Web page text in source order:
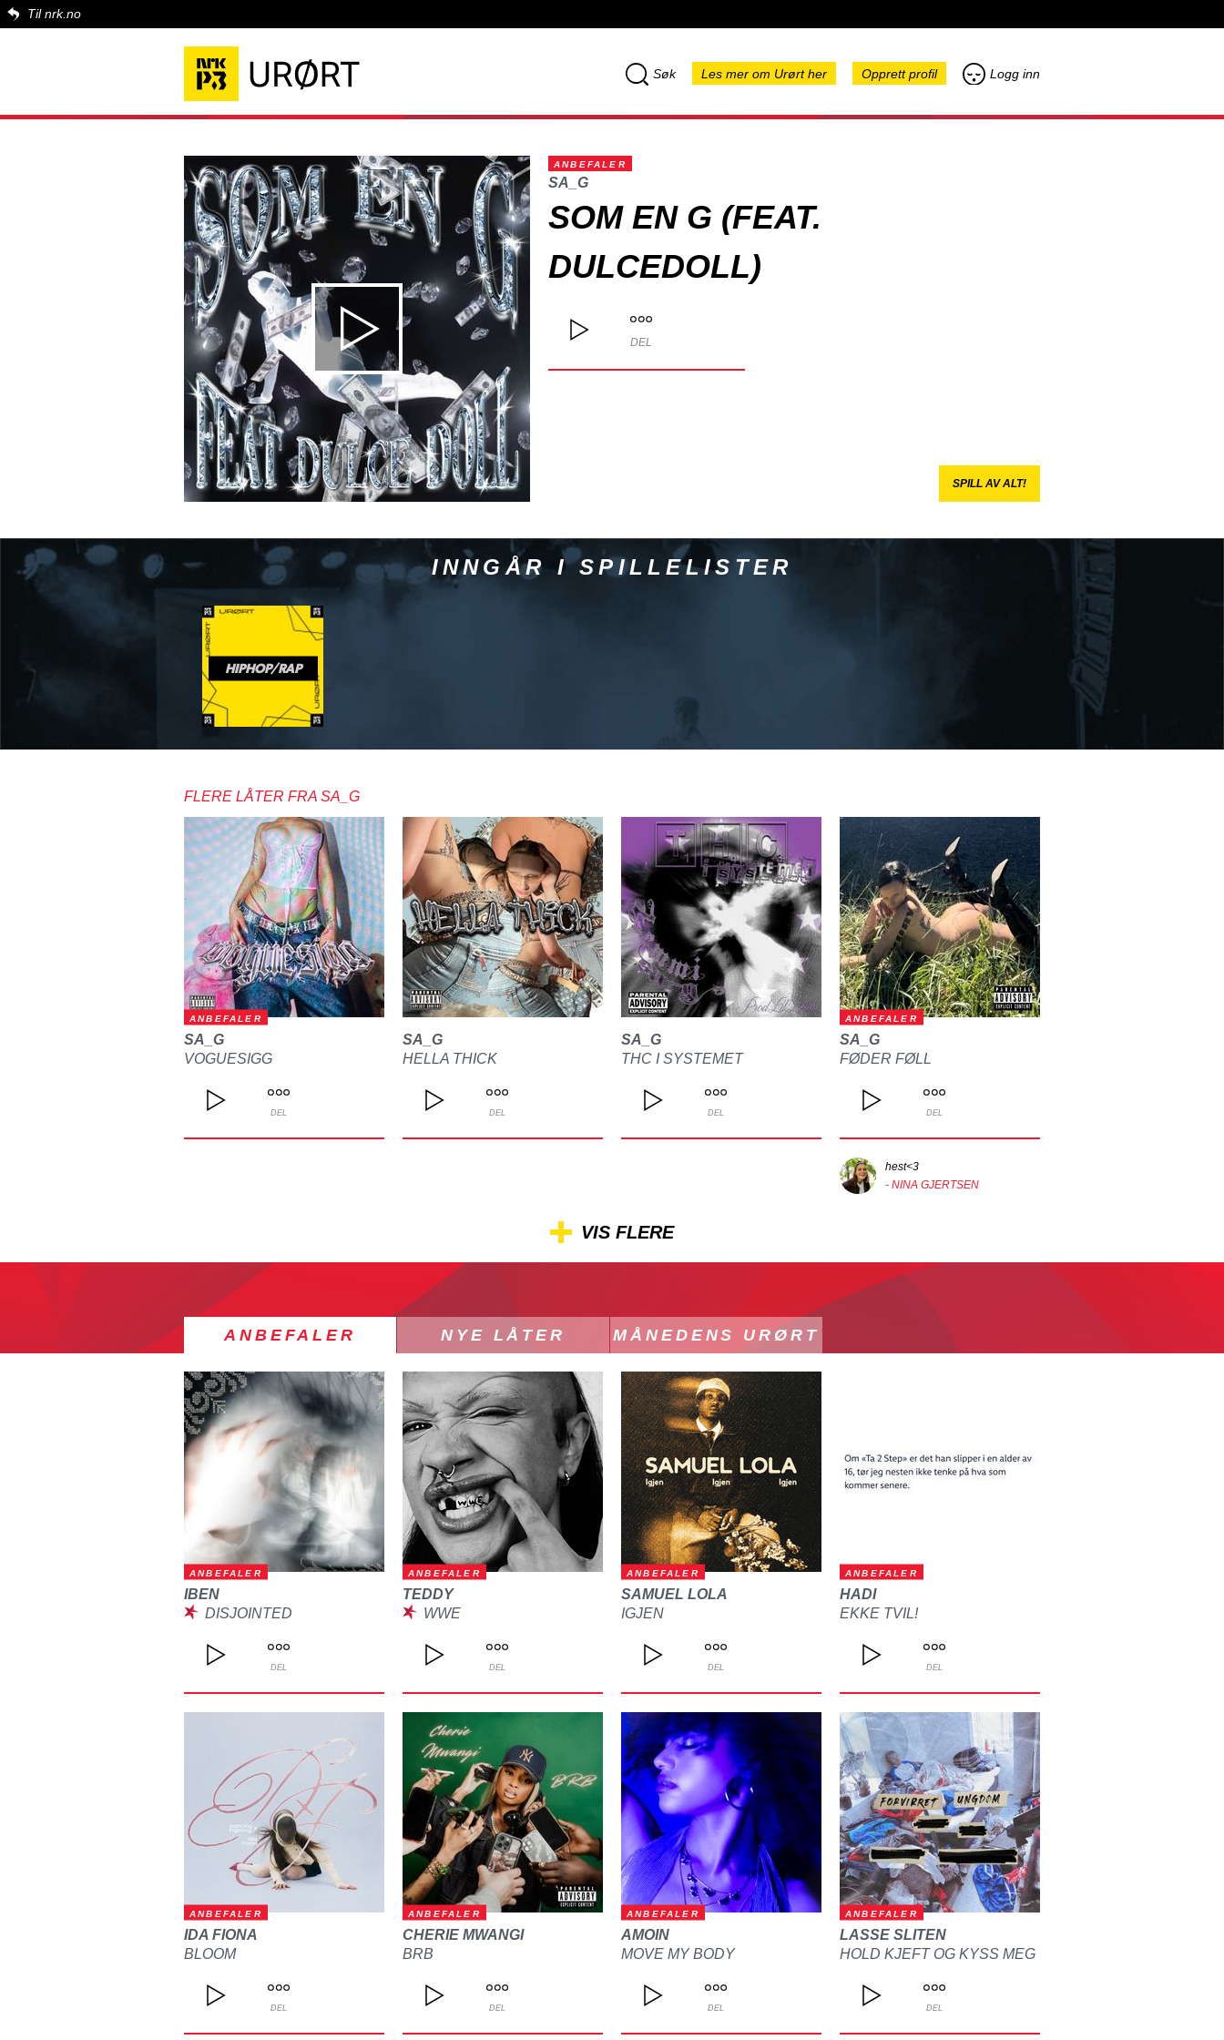
Til nrk.no
Søk Les mer om Urørt her Opprett profil Logg inn
ANBEFALER
SA_G
SOM EN G (FEAT.
DULCEDOLL)
DEL
SPILL AV ALT!
INNGÅR I SPILLELISTER
HIPHOP/RAP
FLERE LÅTER FRA SA_G
ANBEFALER
SA_G
VOGUESIGG
DEL
SA_G
HELLA THICK
DEL
SA_G
THC I SYSTEMET
DEL
ANBEFALER
SA_G
FØDER FØLL
DEL
hest<3
- NINA GJERTSEN
VIS FLERE
ANBEFALER NYE LÅTER MÅNEDENS URØRT
ANBEFALER
IBEN
DISJOINTED
DEL
ANBEFALER
TEDDY
WWE
DEL
ANBEFALER
SAMUEL LOLA
IGJEN
DEL
ANBEFALER
HADI
EKKE TVIL!
DEL
ANBEFALER
IDA FIONA
BLOOM
DEL
ANBEFALER
CHERIE MWANGI
BRB
DEL
ANBEFALER
AMOIN
MOVE MY BODY
DEL
ANBEFALER
LASSE SLITEN
HOLD KJEFT OG KYSS MEG
DEL